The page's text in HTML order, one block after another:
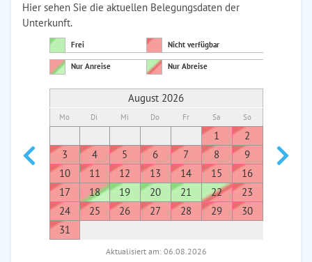
Hier sehen Sie die aktuellen Belegungsdaten der
Unterkunft.
Frei Nicht verfügbar
Nur Anreise Nur Abreise
August 2026
Mo Di Mi Do Fr Sa So
1
2
3
4 5 6 7 8
9
10
11 12 13 14 15
16
17
18 19 20 21 22
23
24
25 26 27 28 29
30
31
7
Aktualisiert am: 06.08.2026